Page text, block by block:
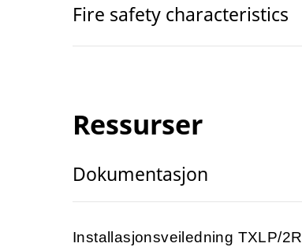
Fire safety characteristics
Ressurser
Dokumentasjon
Installasjonsveiledning TXLP/2R